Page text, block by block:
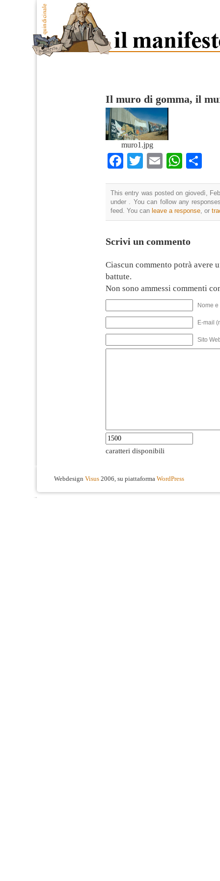
Il muro di gomma, il
muro1.jpg
Facebook
TwitterEmail
This entry was posted on giovedì,
under . You can follow any
feed. You can leave a response, or
Scrivi un commento
Ciascun commento potrà avere
battute.
Non sono ammessi commenti
Nome
E-mail
Sito
caratteri disponibili
Webdesign Visus 2006, su piattaforma WordPress